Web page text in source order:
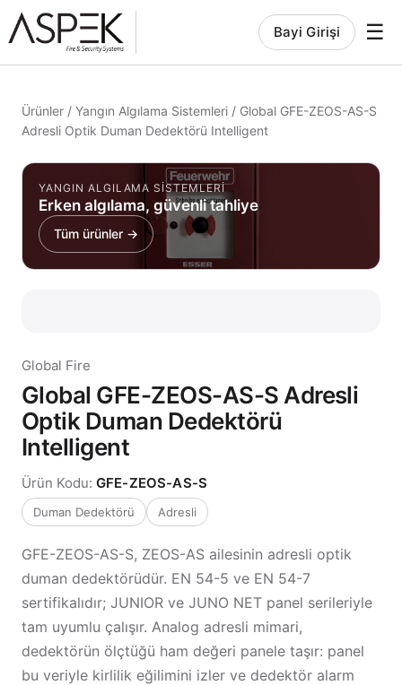
Bayi Girişi ☰
Ürünler / Yangın Algılama Sistemleri / Global GFE-ZEOS-AS-S
Adresli Optik Duman Dedektörü Intelligent
YANGIN ALGILAMA SISTEMLERI
Erken algılama, güvenli tahliye
Tüm ürünler →
Global Fire
Global GFE-ZEOS-AS-S Adresli
Optik Duman Dedektörü
Intelligent
Ürün Kodu: GFE-ZEOS-AS-S
Duman Dedektörü Adresli
GFE-ZEOS-AS-S, ZEOS-AS ailesinin adresli optik
duman dedektörüdür. EN 54-5 ve EN 54-7
sertifikalıdır; JUNIOR ve JUNO NET panel serileriyle
tam uyumlu çalışır. Analog adresli mimari,
dedektörün ölçtüğü ham değeri panele taşır: panel
bu veriyle kirlilik eğilimini izler ve dedektör alarm